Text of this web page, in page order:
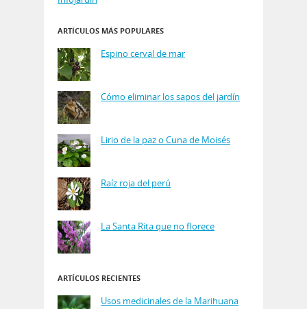
ARTÍCULOS MÁS POPULARES
Espino cerval de mar
Cómo eliminar los sapos del jardín
Lirio de la paz o Cuna de Moisés
Raíz roja del perú
La Santa Rita que no florece
ARTÍCULOS RECIENTES
Usos medicinales de la Marihuana